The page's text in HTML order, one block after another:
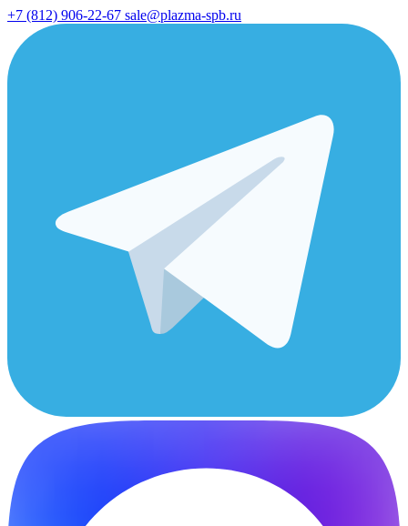
+7 (812) 906-22-67 sale@plazma-spb.ru